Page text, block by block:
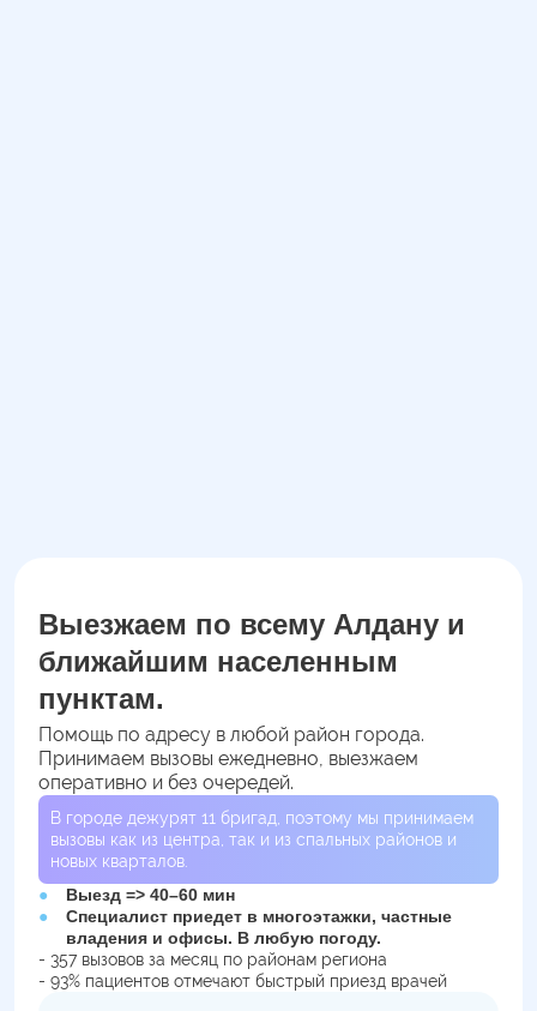
Выезжаем по всему Алдану и
ближайшим населенным
пунктам.
Помощь по адресу в любой район города.
Принимаем вызовы ежедневно, выезжаем
оперативно и без очередей.
В городе дежурят 11 бригад, поэтому мы принимаем
вызовы как из центра, так и из спальных районов и
новых кварталов.
Выезд => 40–60 мин
Специалист приедет в многоэтажки, частные
владения и офисы. В любую погоду.
- 357 вызовов за месяц по районам региона
- 93% пациентов отмечают быстрый приезд врачей